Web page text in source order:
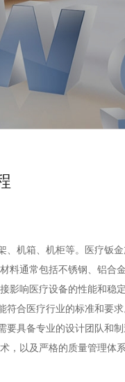
机箱、机柜等。医疗钣
通常包括不锈钢、铝合
影响医疗设备的性能和稳
合医疗行业的标准和要
具备专业的设计团队和
以及严格的质量管理体